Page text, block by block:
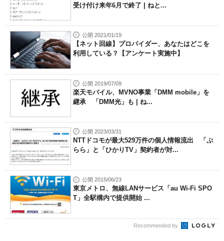
受け付け来年6月で終了 | ねと...
公開 2021/01/19
【ネット回線】プロバイダー、あなたはどこを
利用している？【アンケート実施中】
公開 2019/07/09
楽天モバイル、MVNO事業「DMM mobile」を
継承 「DMM光」も | ね...
公開 2023/03/31
NTTドコモが最大529万件の個人情報流出 「ぷ
らら」と「ひかりTV」契約者が対...
公開 2015/06/23
東京メトロ、無線LANサービス「au Wi-Fi SPO
T」全駅構内で提供開始 ...
Recommended by